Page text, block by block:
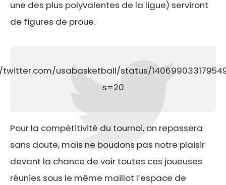
une des plus polyvalentes de la ligue) serviront
de figures de proue.
usabasketball/status/
s=20
Pour la compétitivité du tournoi, on repassera
sans doute, mais ne boudons pas notre plaisir
devant la chance de voir toutes ces joueuses
réunies sous le même maillot l’espace de